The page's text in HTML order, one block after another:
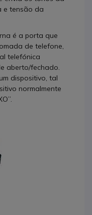
e tensão da
é a porta que
de telefone,
telefónica
aberto/fechado.
dispositivo, tal
normalmente